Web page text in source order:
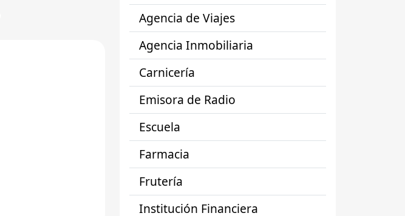
Agencia de Viajes
Agencia Inmobiliaria
Carnicería
Emisora de Radio
Escuela
Farmacia
Frutería
Institución Financiera